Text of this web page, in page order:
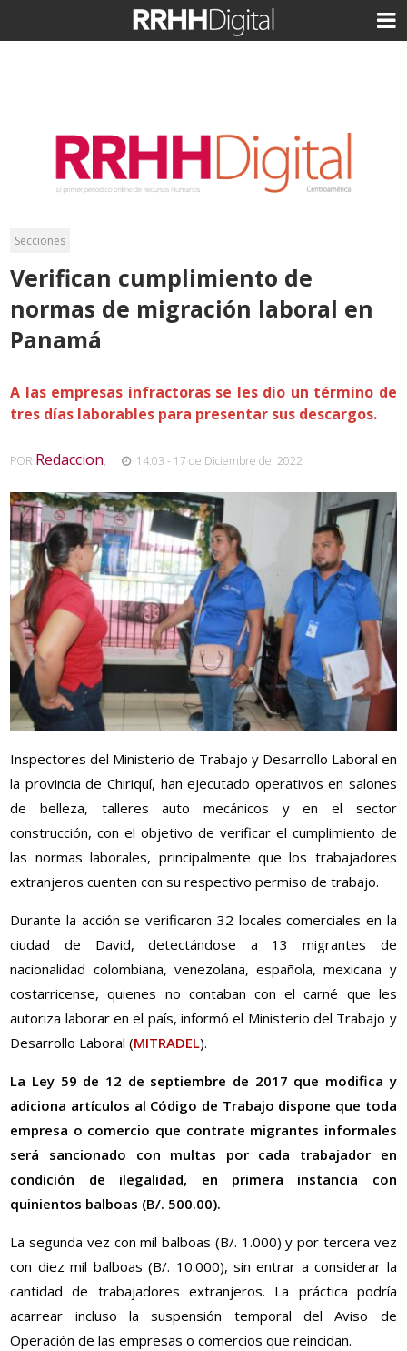
Secciones
Verifican cumplimiento de
normas de migración laboral en
Panamá
A las empresas infractoras se les dio un término de
tres días laborables para presentar sus descargos.
POR Redaccion, 14:03 - 17 de Diciembre del 2022
Inspectores del Ministerio de Trabajo y Desarrollo Laboral en
la provincia de Chiriquí, han ejecutado operativos en salones
de belleza, talleres auto mecánicos y en el sector
construcción, con el objetivo de verificar el cumplimiento de
las normas laborales, principalmente que los trabajadores
extranjeros cuenten con su respectivo permiso de trabajo.
Durante la acción se verificaron 32 locales comerciales en la
ciudad de David, detectándose a 13 migrantes de
nacionalidad colombiana, venezolana, española, mexicana y
costarricense, quienes no contaban con el carné que les
autoriza laborar en el país, informó el Ministerio del Trabajo y
Desarrollo Laboral (MITRADEL).
La Ley 59 de 12 de septiembre de 2017 que modifica y
adiciona artículos al Código de Trabajo dispone que toda
empresa o comercio que contrate migrantes informales
será sancionado con multas por cada trabajador en
condición de ilegalidad, en primera instancia con
quinientos balboas (B/. 500.00).
La segunda vez con mil balboas (B/. 1.000) y por tercera vez
con diez mil balboas (B/. 10.000), sin entrar a considerar la
cantidad de trabajadores extranjeros. La práctica podría
acarrear incluso la suspensión temporal del Aviso de
Operación de las empresas o comercios que reincidan.